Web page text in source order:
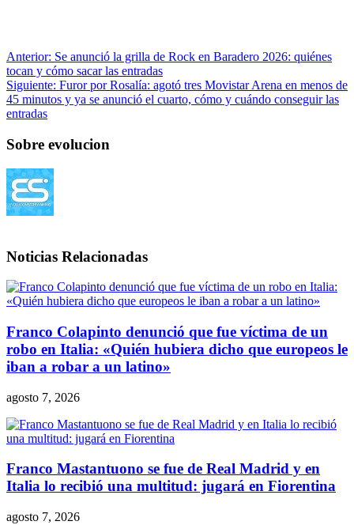
Anterior: Se anunció la grilla de Rock en Baradero 2026: quiénes
tocan y cómo sacar las entradas
Siguiente: Furor por Rosalía: agotó tres Movistar Arena en menos de
45 minutos y ya se anunció el cuarto, cómo y cuándo conseguir las
entradas
Sobre evolucion
Noticias Relacionadas
Franco Colapinto denunció que fue víctima de un
robo en Italia: «Quién hubiera dicho que europeos le
iban a robar a un latino»
agosto 7, 2026
Franco Mastantuono se fue de Real Madrid y en
Italia lo recibió una multitud: jugará en Fiorentina
agosto 7, 2026